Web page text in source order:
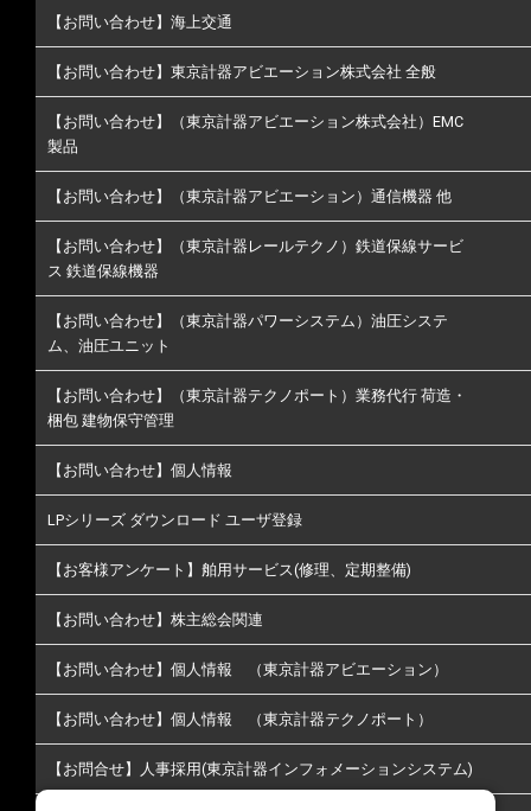
【お問い合わせ】海上交通
【お問い合わせ】東京計器アビエーション株式会社 全般
【お問い合わせ】（東京計器アビエーション株式会社）EMC
製品
【お問い合わせ】（東京計器アビエーション）通信機器 他
【お問い合わせ】（東京計器レールテクノ）鉄道保線サービ
ス 鉄道保線機器
【お問い合わせ】（東京計器パワーシステム）油圧システ
ム、油圧ユニット
【お問い合わせ】（東京計器テクノポート）業務代行 荷造・
梱包 建物保守管理
【お問い合わせ】個人情報
LPシリーズ ダウンロード ユーザ登録
【お客様アンケート】舶用サービス(修理、定期整備)
【お問い合わせ】株主総会関連
【お問い合わせ】個人情報 （東京計器アビエーション）
【お問い合わせ】個人情報 （東京計器テクノポート）
【お問合せ】人事採用(東京計器インフォメーションシステム)